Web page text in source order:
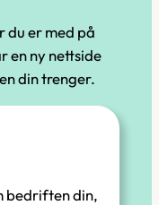
du er med på
en ny nettside
din trenger.
bedriften din,